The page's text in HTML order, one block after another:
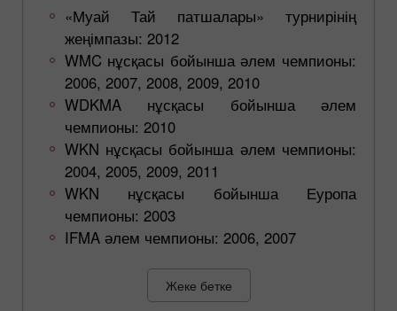
«Муай Тай патшалары» турнирінің
жеңімпазы: 2012
WMC нұсқасы бойынша әлем чемпионы:
2006, 2007, 2008, 2009, 2010
WDKMA нұсқасы бойынша әлем
чемпионы: 2010
WKN нұсқасы бойынша әлем чемпионы:
2004, 2005, 2009, 2011
WKN нұсқасы бойынша Еуропа
чемпионы: 2003
IFMA әлем чемпионы: 2006, 2007
Жеке бетке